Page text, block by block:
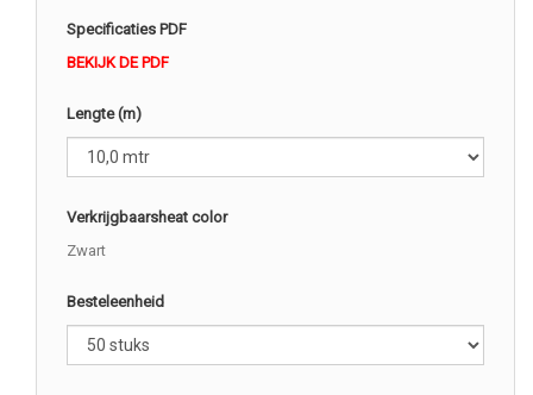
Specificaties PDF
BEKIJK DE PDF
Lengte (m)
Verkrijgbaarsheat color
Zwart
Besteleenheid